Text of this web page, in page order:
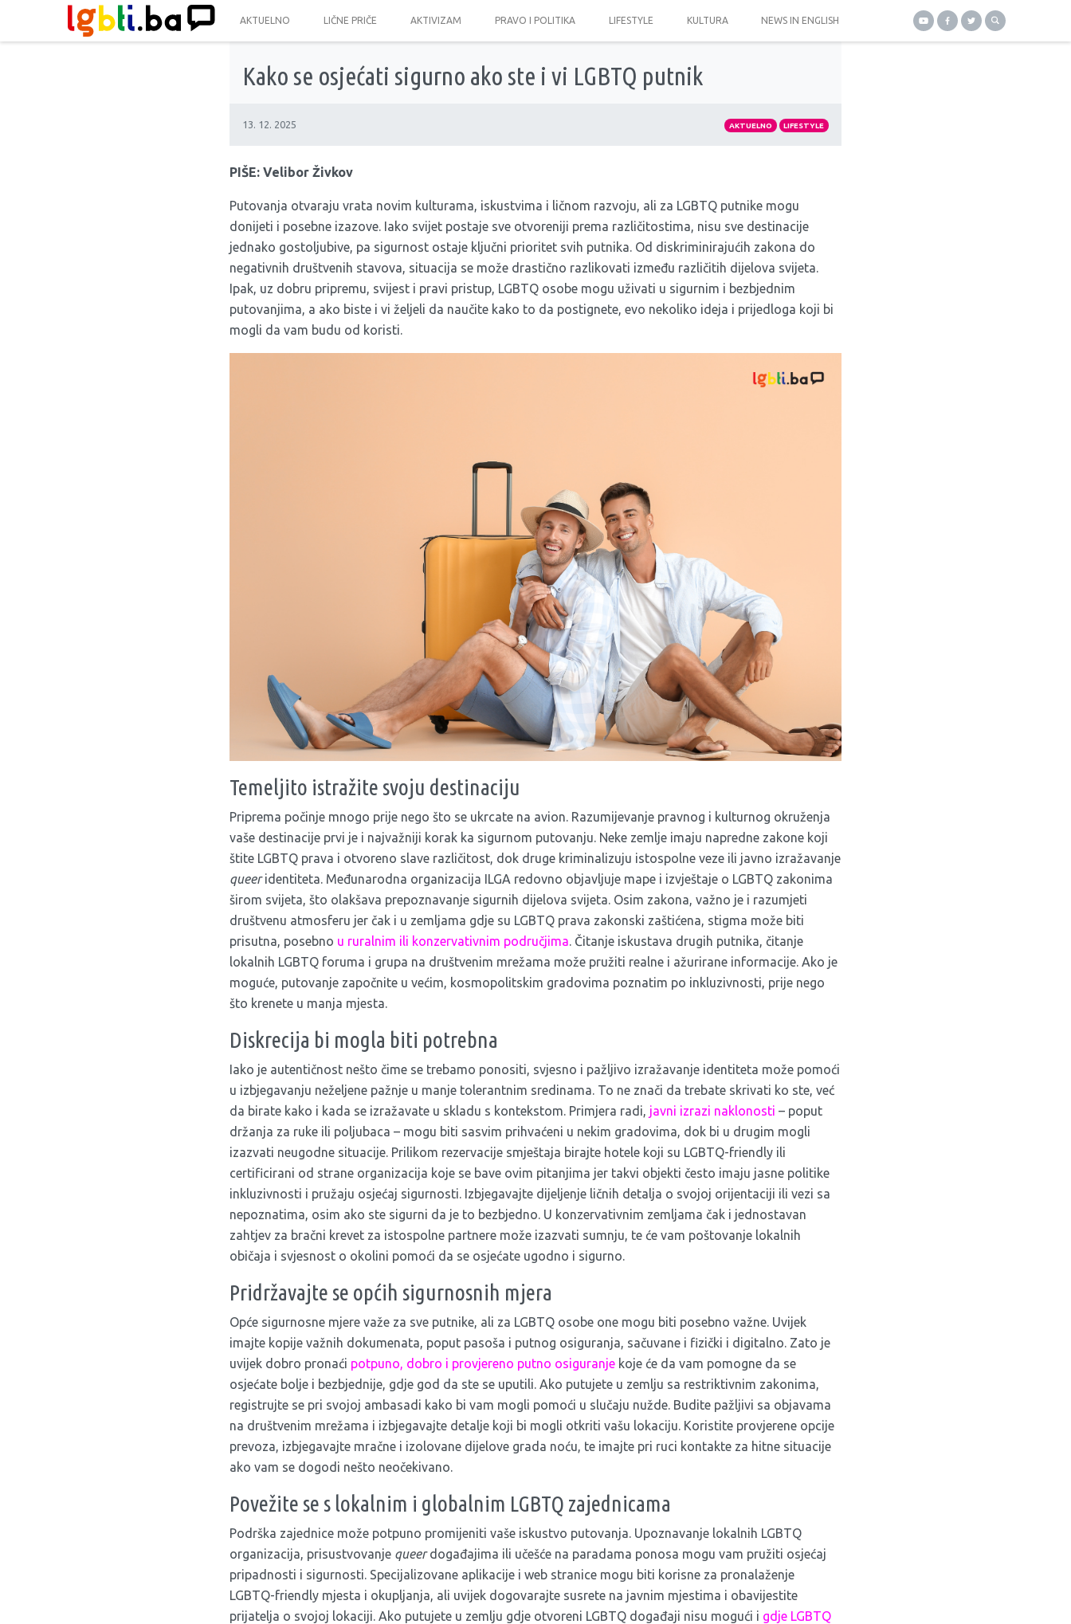
AKTUELNO LIČNE PRIČE AKTIVIZAM PRAVO I POLITIKA LIFESTYLE KULTURA NEWS IN ENGLISH
Kako se osjećati sigurno ako ste i vi LGBTQ putnik
13. 12. 2025 AKTUELNO LIFESTYLE
PIŠE: Velibor Živkov
Putovanja otvaraju vrata novim kulturama, iskustvima i ličnom razvoju, ali za LGBTQ putnike mogu
donijeti i posebne izazove. Iako svijet postaje sve otvoreniji prema različitostima, nisu sve destinacije
jednako gostoljubive, pa sigurnost ostaje ključni prioritet svih putnika. Od diskriminirajućih zakona do
negativnih društvenih stavova, situacija se može drastično razlikovati između različitih dijelova svijeta.
Ipak, uz dobru pripremu, svijest i pravi pristup, LGBTQ osobe mogu uživati u sigurnim i bezbjednim
putovanjima, a ako biste i vi željeli da naučite kako to da postignete, evo nekoliko ideja i prijedloga koji bi
mogli da vam budu od koristi.
Temeljito istražite svoju destinaciju
Priprema počinje mnogo prije nego što se ukrcate na avion. Razumijevanje pravnog i kulturnog okruženja
vaše destinacije prvi je i najvažniji korak ka sigurnom putovanju. Neke zemlje imaju napredne zakone koji
štite LGBTQ prava i otvoreno slave različitost, dok druge kriminalizuju istospolne veze ili javno izražavanje
queeridentiteta. Međunarodna organizacija ILGA redovno objavljuje mape i izvještaje o LGBTQ zakonima
širom svijeta, što olakšava prepoznavanje sigurnih dijelova svijeta. Osim zakona, važno je i razumjeti
društvenu atmosferu jer čak i u zemljama gdje su LGBTQ prava zakonski zaštićena, stigma može biti
prisutna, posebno u ruralnim ili konzervativnim područjima. Čitanje iskustava drugih putnika, čitanje
lokalnih LGBTQ foruma i grupa na društvenim mrežama može pružiti realne i ažurirane informacije. Ako je
moguće, putovanje započnite u većim, kosmopolitskim gradovima poznatim po inkluzivnosti, prije nego
što krenete u manja mjesta.
Diskrecija bi mogla biti potrebna
Iako je autentičnost nešto čime se trebamo ponositi, svjesno i pažljivo izražavanje identiteta može pomoći
u izbjegavanju neželjene pažnje u manje tolerantnim sredinama. To ne znači da trebate skrivati ko ste, već
da birate kako i kada se izražavate u skladu s kontekstom. Primjera radi, javni izrazi naklonosti – poput
držanja za ruke ili poljubaca – mogu biti sasvim prihvaćeni u nekim gradovima, dok bi u drugim mogli
izazvati neugodne situacije. Prilikom rezervacije smještaja birajte hotele koji su LGBTQ-friendly ili
certificirani od strane organizacija koje se bave ovim pitanjima jer takvi objekti često imaju jasne politike
inkluzivnosti i pružaju osjećaj sigurnosti. Izbjegavajte dijeljenje ličnih detalja o svojoj orijentaciji ili vezi sa
nepoznatima, osim ako ste sigurni da je to bezbjedno. U konzervativnim zemljama čak i jednostavan
zahtjev za bračni krevet za istospolne partnere može izazvati sumnju, te će vam poštovanje lokalnih
običaja i svjesnost o okolini pomoći da se osjećate ugodno i sigurno.
Pridržavajte se općih sigurnosnih mjera
Opće sigurnosne mjere važe za sve putnike, ali za LGBTQ osobe one mogu biti posebno važne. Uvijek
imajte kopije važnih dokumenata, poput pasoša i putnog osiguranja, sačuvane i fizički i digitalno. Zato je
uvijek dobro pronaći potpuno, dobro i provjereno putno osiguranje koje će da vam pomogne da se
osjećate bolje i bezbjednije, gdje god da ste se uputili. Ako putujete u zemlju sa restriktivnim zakonima,
registrujte se pri svojoj ambasadi kako bi vam mogli pomoći u slučaju nužde. Budite pažljivi sa objavama
na društvenim mrežama i izbjegavajte detalje koji bi mogli otkriti vašu lokaciju. Koristite provjerene opcije
prevoza, izbjegavajte mračne i izolovane dijelove grada noću, te imajte pri ruci kontakte za hitne situacije
ako vam se dogodi nešto neočekivano.
Povežite se s lokalnim i globalnim LGBTQ zajednicama
Podrška zajednice može potpuno promijeniti vaše iskustvo putovanja. Upoznavanje lokalnih LGBTQ
organizacija, prisustvovanje queerdogađajima ili učešće na paradama ponosa mogu vam pružiti osjećaj
pripadnosti i sigurnosti. Specijalizovane aplikacije i web stranice mogu biti korisne za pronalaženje
LGBTQ-friendly mjesta i okupljanja, ali uvijek dogovarajte susrete na javnim mjestima i obavijestite
prijatelja o svojoj lokaciji. Ako putujete u zemlju gdje otvoreni LGBTQ događaji nisu mogući i gdje LGBTQ